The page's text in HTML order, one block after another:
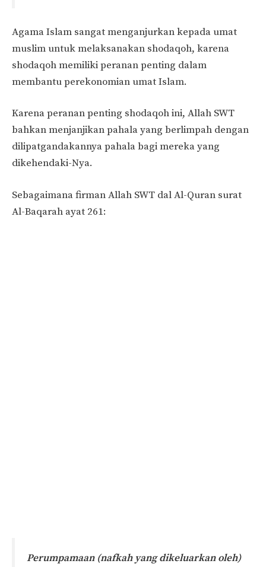
Agama Islam sangat menganjurkan kepada umat
muslim untuk melaksanakan shodaqoh, karena
shodaqoh memiliki peranan penting dalam
membantu perekonomian umat Islam.
Karena peranan penting shodaqoh ini, Allah SWT
bahkan menjanjikan pahala yang berlimpah dengan
dilipatgandakannya pahala bagi mereka yang
dikehendaki-Nya.
Sebagaimana firman Allah SWT dal Al-Quran surat
Al-Baqarah ayat 261:
Perumpamaan (nafkah yang dikeluarkan oleh)